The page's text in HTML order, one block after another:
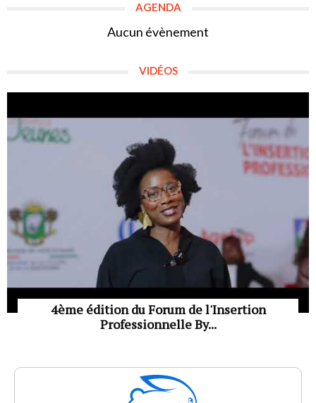
AGENDA
Aucun évènement
VIDÉOS
4ème édition du Forum de l'Insertion
Professionnelle By...